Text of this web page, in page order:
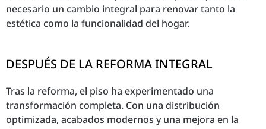
necesario un cambio integral para renovar tanto la
estética como la funcionalidad del hogar.
DESPUÉS DE LA REFORMA INTEGRAL
Tras la reforma, el piso ha experimentado una
transformación completa. Con una distribución
optimizada, acabados modernos y una mejora en la